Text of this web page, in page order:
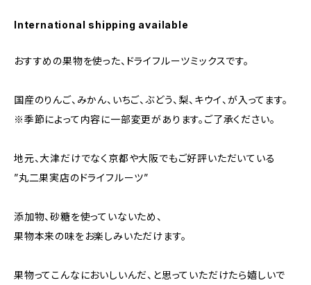
International shipping available
おすすめの果物を使った、ドライフルーツミックスです。
国産のりんご、みかん、いちご、ぶどう、梨、キウイ、が入ってます。
※季節によって内容に一部変更があります。ご了承ください。
地元、大津だけでなく京都や大阪でもご好評いただいている
”丸二果実店のドライフルーツ”
添加物、砂糖を使っていないため、
果物本来の味をお楽しみいただけます。
果物ってこんなにおいしいんだ、と思っていただけたら嬉しいで